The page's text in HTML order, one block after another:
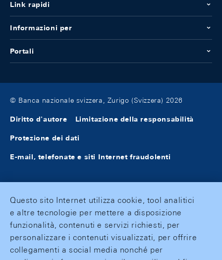
Link rapidi
Informazioni per
Portali
© Banca nazionale svizzera, Zurigo (Svizzera) 2026
Diritto d'autore Limitazione della responsabilità
Protezione dei dati
E-mail, telefonate e siti Internet fraudolenti
Questo sito Internet utilizza cookie, tool analitici
e altre tecnologie per mettere a disposizione
funzionalità, contenuti e servizi richiesti, per
personalizzare i contenuti visualizzati, per offrire
collegamenti a social media nonché per